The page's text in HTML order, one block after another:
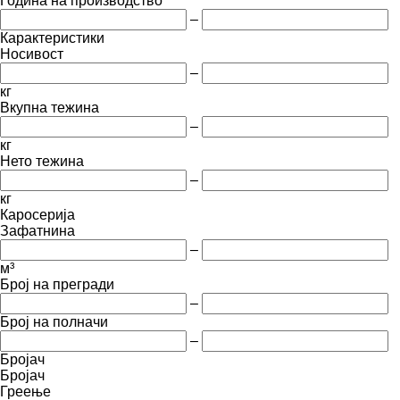
–
Карактеристики
Носивост
–
кг
Вкупна тежина
–
кг
Нето тежина
–
кг
Каросерија
Зафатнина
–
м³
Број на прегради
–
Број на полначи
–
Бројач
Бројач
Греење